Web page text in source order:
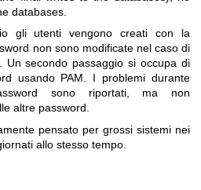
databases.
gli utenti vengono creati con la
non sono modificate nel caso di
secondo passaggio si occupa di
usando PAM. I problemi durante
sono riportati, ma non
altre password.
pensato per grossi sistemi nei
allo stesso tempo.